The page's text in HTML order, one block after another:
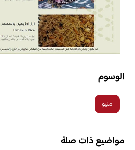
الوسوم
منيو
مواضيع ذات صلة